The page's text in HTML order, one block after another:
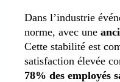
Dans l’industrie
norme, avec une
Cette stabilité est
satisfaction élevée
78% des employés